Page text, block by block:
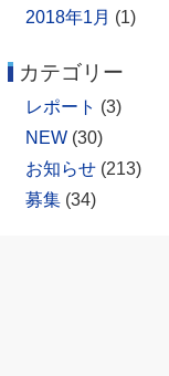
2018年1月 (1)
カテゴリー
レポート (3)
NEW(30)
お知らせ(213)
募集(34)